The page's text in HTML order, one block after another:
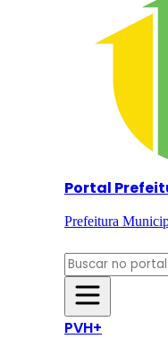
Portal
Prefeitura
PVH+